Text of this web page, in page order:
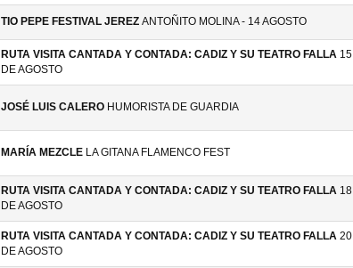
TIO PEPE FESTIVAL JEREZ ANTOÑITO MOLINA - 14 AGOSTO
RUTA VISITA CANTADA Y CONTADA: CADIZ Y SU TEATRO FALLA 15
DE AGOSTO
JOSÉ LUIS CALERO HUMORISTA DE GUARDIA
MARÍA MEZCLE LA GITANA FLAMENCO FEST
RUTA VISITA CANTADA Y CONTADA: CADIZ Y SU TEATRO FALLA 18
DE AGOSTO
RUTA VISITA CANTADA Y CONTADA: CADIZ Y SU TEATRO FALLA 20
DE AGOSTO